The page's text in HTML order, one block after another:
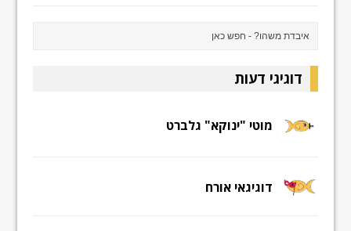
דוגיגי דעות
מוטי "ינוקא" גלברט
דוגיגאי אורח